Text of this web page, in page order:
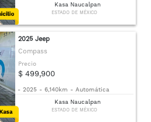
Kasa Naucalpan
ESTADO DE MÉXICO
2025 Jeep
Compass
Precio
$ 499,900
- 2025 - 6,140km - Automática
Kasa Naucalpan
ESTADO DE MÉXICO